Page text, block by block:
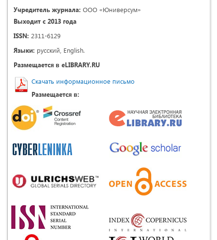
Учредитель журнала: ООО «Юниверсум»
Выходит с 2013 года
ISSN: 2311-6129
Языки: русский, English.
Размещается в eLIBRARY.RU
Скачать информационное письмо
Размещается в: